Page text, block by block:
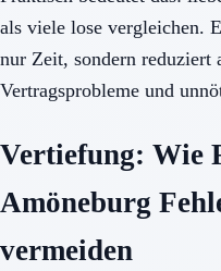
als viele lose vergleichen.
nur Zeit, sondern reduziert
Vertragsprobleme und
Vertiefung: Wie
Amöneburg
vermeiden